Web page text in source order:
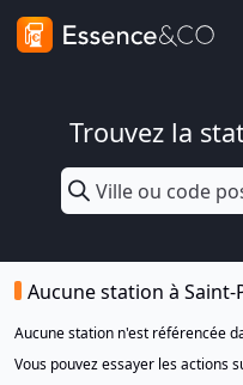
Trouvez la
Aucune station à Saint-
Aucune station n'est référencée
Vous pouvez essayer les actions